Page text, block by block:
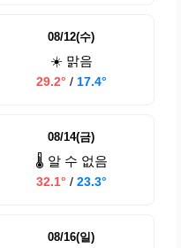
08/12(수)
☀️ 맑음
29.2° / 17.4°
08/14(금)
🌡️ 알 수 없음
32.1° / 23.3°
08/16(일)